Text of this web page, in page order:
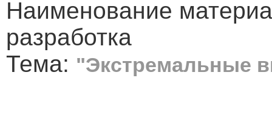
Наименование
разработка
Тема: "Экстремальные